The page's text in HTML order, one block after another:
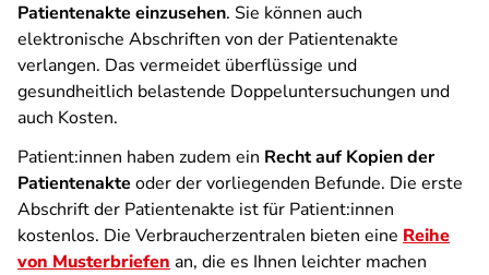
Patientenakte einzusehen. Sie können auch
elektronische Abschriften von der Patientenakte
verlangen. Das vermeidet überflüssige und
gesundheitlich belastende Doppeluntersuchungen und
auch Kosten.
Patient:innen haben zudem ein Recht auf Kopien der
Patientenakte oder der vorliegenden Befunde. Die erste
Abschrift der Patientenakte ist für Patient:innen
kostenlos. Die Verbraucherzentralen bieten eine Reihe
von Musterbriefen an, die es Ihnen leichter machen